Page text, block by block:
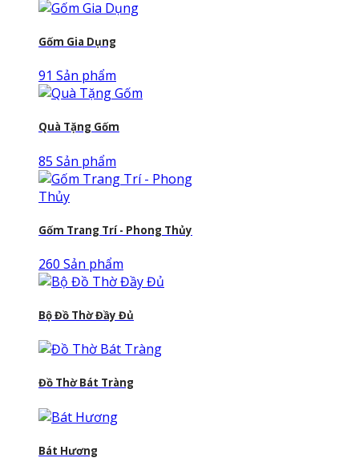
Gốm Gia Dụng
91 Sản phẩm
Quà Tặng Gốm
85 Sản phẩm
Gốm Trang Trí - Phong Thủy
260 Sản phẩm
Bộ Đồ Thờ Đầy Đủ
Đồ Thờ Bát Tràng
Bát Hương